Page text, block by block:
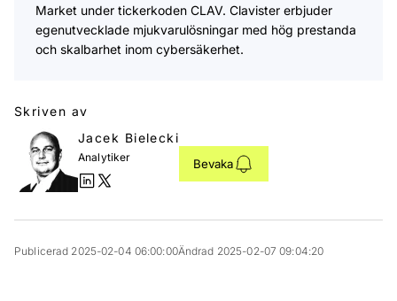
Market under tickerkoden CLAV. Clavister erbjuder
egenutvecklade mjukvarulösningar med hög prestanda
och skalbarhet inom cybersäkerhet.
Skriven av
Jacek Bielecki
Analytiker Bevaka
Publicerad 2025-02-04 06:00:00Ändrad 2025-02-07 09:04:20